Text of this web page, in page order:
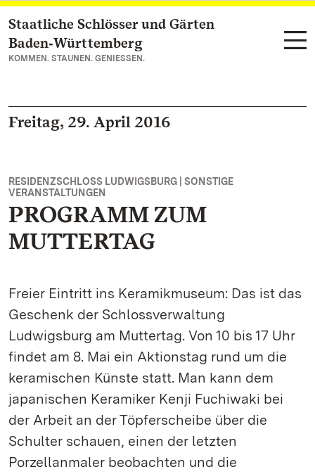
Zum Hauptinhalt springen
Staatliche Schlösser und Gärten
Baden‑Württemberg
KOMMEN. STAUNEN. GENIESSEN.
Freitag, 29. April 2016
RESIDENZSCHLOSS LUDWIGSBURG | SONSTIGE
VERANSTALTUNGEN
PROGRAMM ZUM
MUTTERTAG
Freier Eintritt ins Keramikmuseum: Das ist das
Geschenk der Schlossverwaltung
Ludwigsburg am Muttertag. Von 10 bis 17 Uhr
findet am 8. Mai ein Aktionstag rund um die
keramischen Künste statt. Man kann dem
japanischen Keramiker Kenji Fuchiwaki bei
der Arbeit an der Töpferscheibe über die
Schulter schauen, einen der letzten
Porzellanmaler beobachten und die